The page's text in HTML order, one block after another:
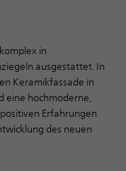
in
ausgestattet. In
Keramikfassade in
eine hochmoderne,
Erfahrungen
des neuen